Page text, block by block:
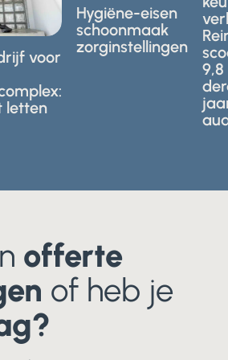
voor
letten
gelden voor
schoonmaak
in
zorginstellingen.
Hygiëne-eisen
schoonmaak
zorginstellingen
voor
in
offerte
of heb je